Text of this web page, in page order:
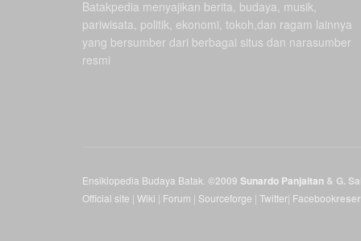
Batakpedia menyajikan berita, budaya, musik,
pariwisata, politik, ekonomi, tokoh,dan ragam lainnya
yang bersumber dari berbagai situs dan narasumber
resmi
Ensiklopedia Budaya Batak ©2009 Sunardo Panjaitan & G.
Official site | Wiki | Forum | Sourceforge | Twitter| Facebook